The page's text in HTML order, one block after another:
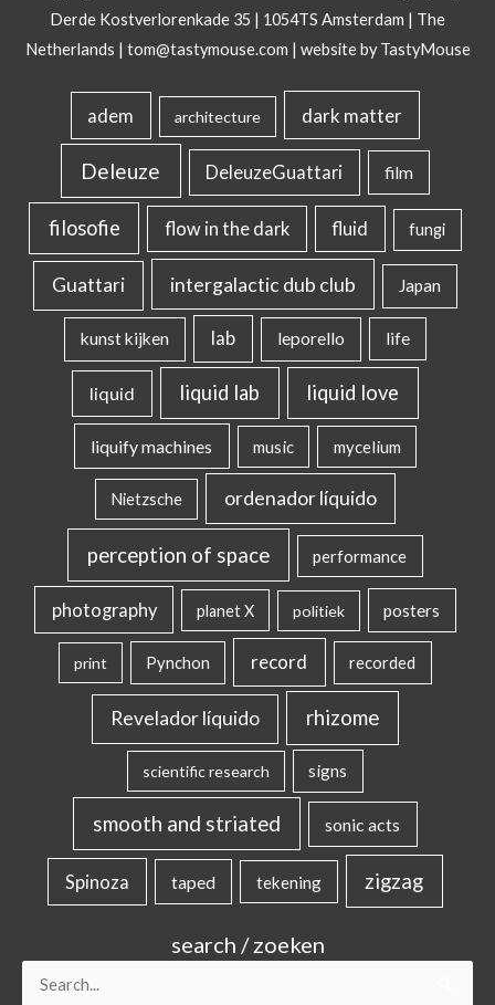
Derde Kostverlorenkade 35 | 1054TS Amsterdam | The
Netherlands | tom@tastymouse.com | website by TastyMouse
adem architecture dark matter
Deleuze DeleuzeGuattari film
filosofie flow in the dark fluid fungi
Guattari intergalactic dub club Japan
kunst kijken lab leporello life
liquid liquid lab liquid love
liquify machines music mycelium
Nietzsche ordenador líquido
perception of space performance
photography planet X politiek posters
print Pynchon record recorded
Revelador líquido rhizome
scientific research signs
smooth and striated sonic acts
Spinoza taped tekening zigzag
search / zoeken
Search